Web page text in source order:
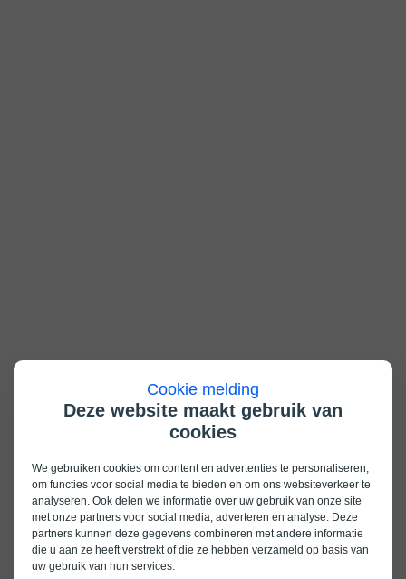
Cookie melding
Deze website maakt gebruik van
cookies
We gebruiken cookies om content en advertenties te personaliseren,
om functies voor social media te bieden en om ons websiteverkeer te
analyseren. Ook delen we informatie over uw gebruik van onze site
met onze partners voor social media, adverteren en analyse. Deze
partners kunnen deze gegevens combineren met andere informatie
die u aan ze heeft verstrekt of die ze hebben verzameld op basis van
uw gebruik van hun services.